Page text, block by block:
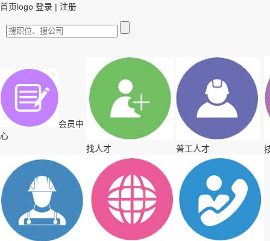
首页logo 登录 | 注册
会员中
心
找人才
普工人才